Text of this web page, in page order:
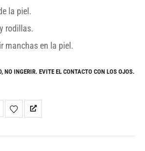
la piel.
rodillas.
manchas en la piel.
NO INGERIR. EVITE EL CONTACTO CON LOS OJOS.